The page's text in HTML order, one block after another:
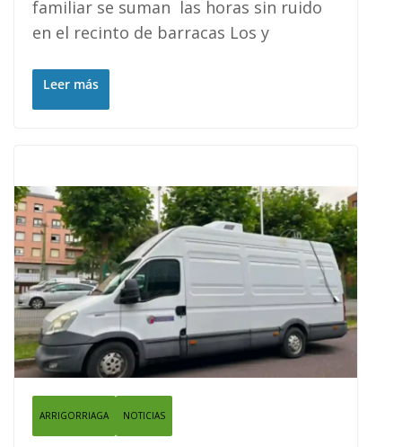
familiar se suman las horas sin ruido
en el recinto de barracas Los y
Leer más
ARRIGORRIAGA NOTICIAS